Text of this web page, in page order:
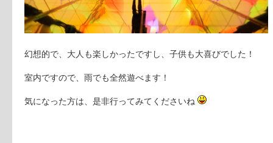
幻想的で、大人も楽しかったですし、子供も大喜びでした！
室内ですので、雨でも全然遊べます！
気になった方は、是非行ってみてくださいね